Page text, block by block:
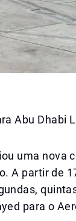
Abu Dhabi
uma nova
A partir de
para o